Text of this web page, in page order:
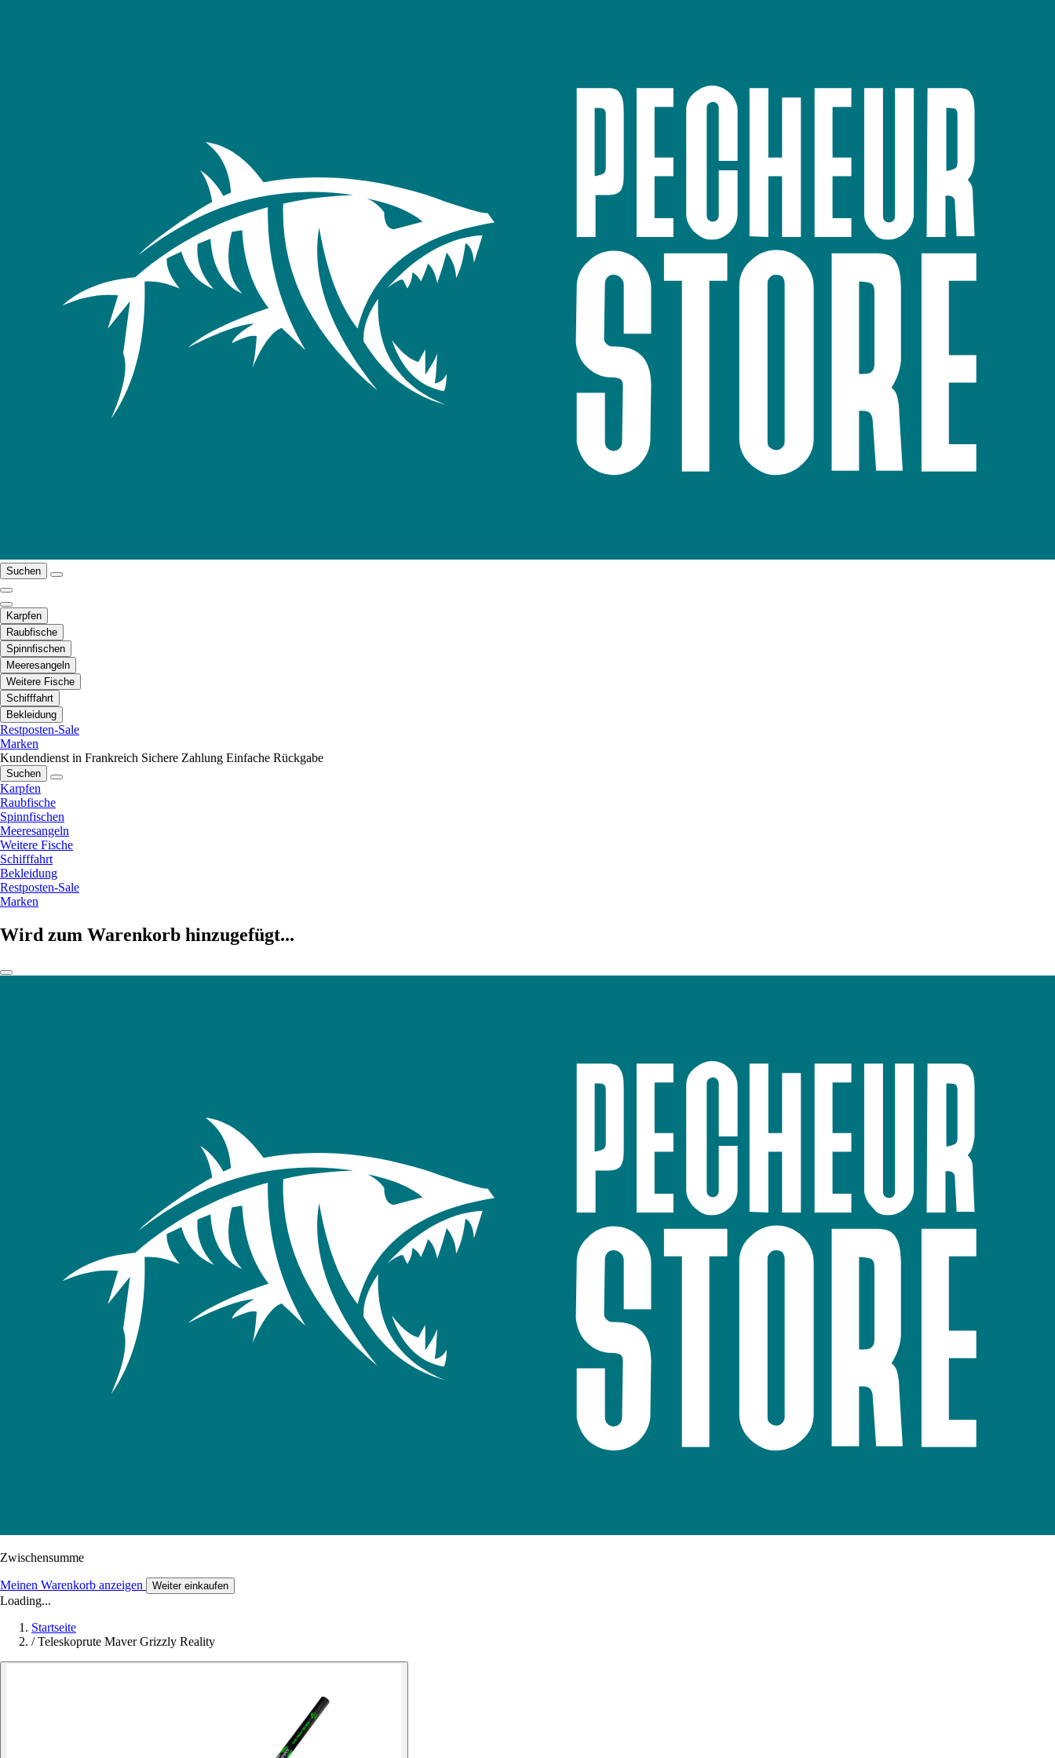
Suchen
Karpfen
Raubfische
Spinnfischen
Meeresangeln
Weitere Fische
Schifffahrt
Bekleidung
Restposten-Sale
Marken
Kundendienst in Frankreich Sichere Zahlung Einfache Rückgabe
Suchen
Karpfen
Raubfische
Spinnfischen
Meeresangeln
Weitere Fische
Schifffahrt
Bekleidung
Restposten-Sale
Marken
Wird zum Warenkorb hinzugefügt...
Zwischensumme
Meinen Warenkorb anzeigen Weiter einkaufen
Loading...
Startseite
/ Teleskoprute Maver Grizzly Reality